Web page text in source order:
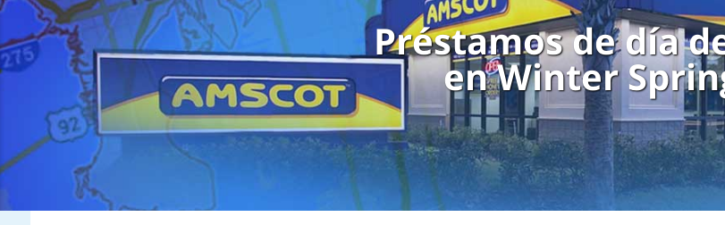
Préstamos de día
en Winter